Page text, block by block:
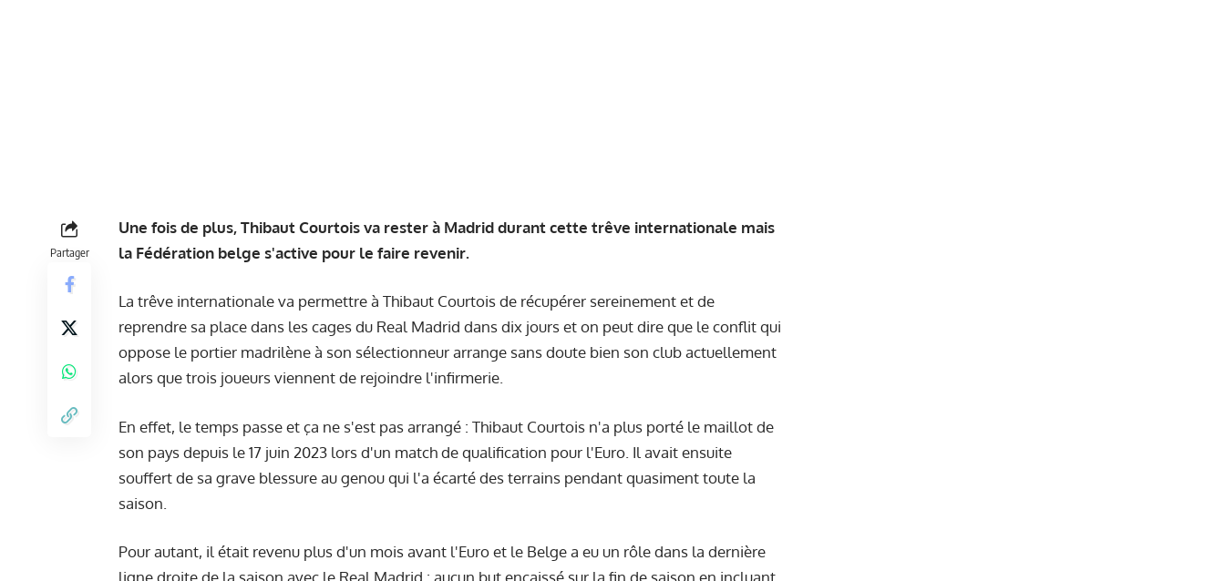
Partager
Une fois de plus, Thibaut Courtois va rester à Madrid durant cette trêve internationale mais
la Fédération belge s'active pour le faire revenir.
La trêve internationale va permettre à Thibaut Courtois de récupérer sereinement et de
reprendre sa place dans les cages du Real Madrid dans dix jours et on peut dire que le conflit qui
oppose le portier madrilène à son sélectionneur arrange sans doute bien son club actuellement
alors que trois joueurs viennent de rejoindre l'infirmerie.
En effet, le temps passe et ça ne s'est pas arrangé : Thibaut Courtois n'a plus porté le maillot de
son pays depuis le 17 juin 2023 lors d'un match de qualification pour l'Euro. Il avait ensuite
souffert de sa grave blessure au genou qui l'a écarté des terrains pendant quasiment toute la
saison.
Pour autant, il était revenu plus d'un mois avant l'Euro et le Belge a eu un rôle dans la dernière